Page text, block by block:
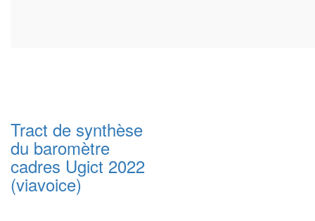
Tract de synthèse
du baromètre
cadres Ugict 2022
(viavoice)